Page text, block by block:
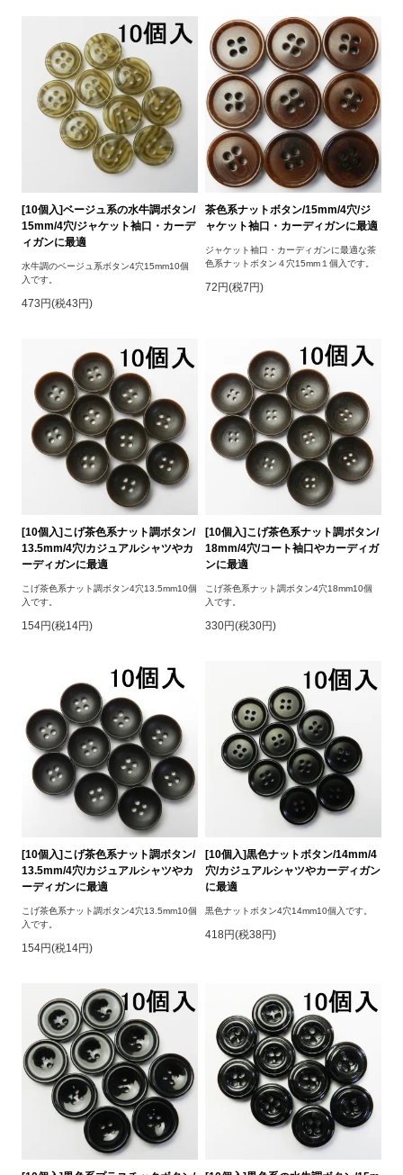
[10個入]ベージュ系の水牛調ボタン/
15mm/4穴/ジャケット袖口・カーデ
ィガンに最適
水牛調のベージュ系ボタン4穴15mm10個
入です。
473円(税43円)
茶色系ナットボタン/15mm/4穴/ジ
ャケット袖口・カーディガンに最適
ジャケット袖口・カーディガンに最適な茶
色系ナットボタン４穴15mm１個入です。
72円(税7円)
[10個入]こげ茶色系ナット調ボタン/
13.5mm/4穴/カジュアルシャツやカ
ーディガンに最適
こげ茶色系ナット調ボタン4穴13.5mm10個
入です。
154円(税14円)
[10個入]こげ茶色系ナット調ボタン/
18mm/4穴/コート袖口やカーディガ
ンに最適
こげ茶色系ナット調ボタン4穴18mm10個
入です。
330円(税30円)
[10個入]こげ茶色系ナット調ボタン/
13.5mm/4穴/カジュアルシャツやカ
ーディガンに最適
こげ茶色系ナット調ボタン4穴13.5mm10個
入です。
154円(税14円)
[10個入]黒色ナットボタン/14mm/4
穴/カジュアルシャツやカーディガン
に最適
黒色ナットボタン4穴14mm10個入です。
418円(税38円)